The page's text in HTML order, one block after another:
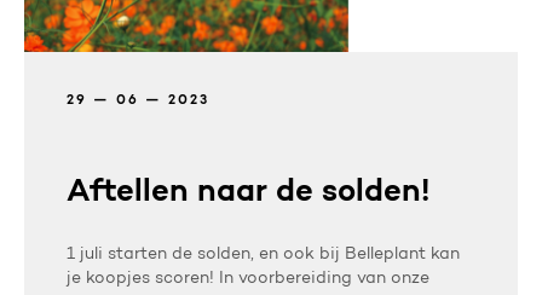
29 — 06 — 2023
Aftellen naar de solden!
1 juli starten de solden, en ook bij Belleplant kan
je koopjes scoren! In voorbereiding van onze